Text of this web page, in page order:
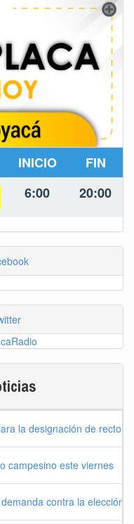
INICIO FIN
6:00 20:00
la designación de rector
campesino este viernes
contra la elección